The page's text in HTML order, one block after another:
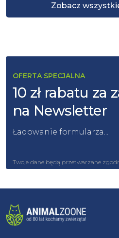
Zobacz
OFERTA SPECJALNA
10 zł rabatu za
na Newsletter
Ładowanie formularza...
Twoje dane będą przetwarzane